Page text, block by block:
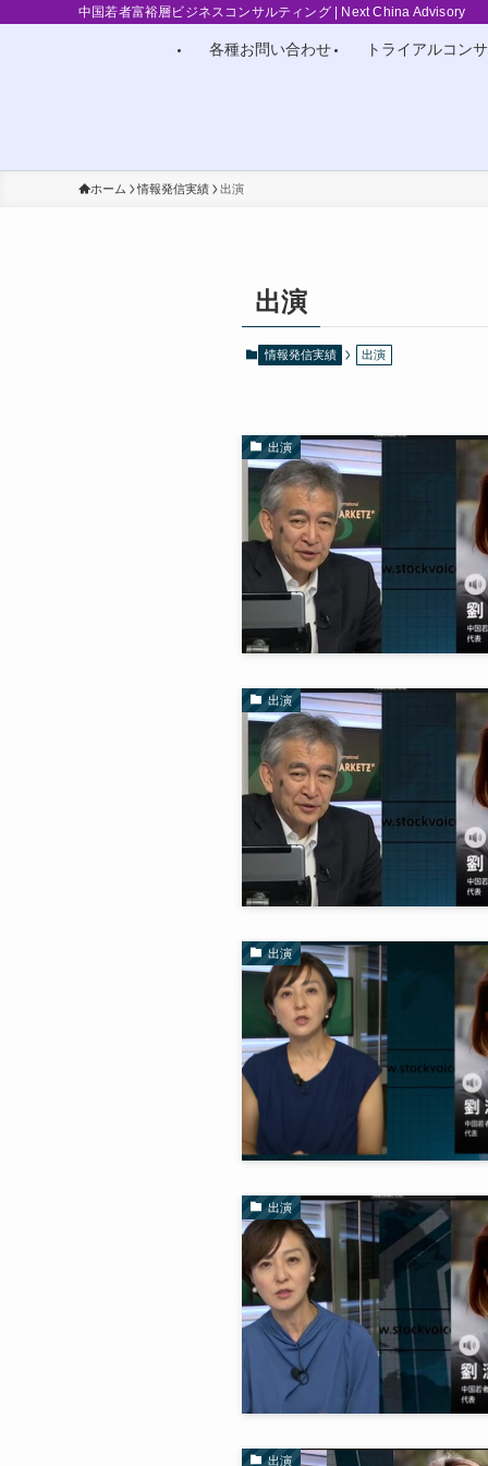
中国若者富裕層ビジネスコンサルティング | Next China Advisory
各種お問い合わせ トライアルコン
ホーム 情報発信実績 出演
出演
情報発信実績 出演
出演
出演
出演
出演
出演